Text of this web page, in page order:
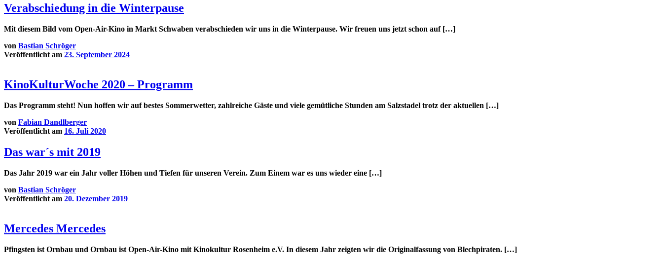
Verabschiedung in die Winterpause
Mit diesem Bild vom Open-Air-Kino in Markt Schwaben verabschieden wir uns in die Winterpause. Wir freuen uns jetzt schon auf […]
von Bastian Schröger
Veröffentlicht am 23. September 2024
KinoKulturWoche 2020 – Programm
Das Programm steht! Nun hoffen wir auf bestes Sommerwetter, zahlreiche Gäste und viele gemütliche Stunden am Salzstadel trotz der aktuellen […]
von Fabian Dandlberger
Veröffentlicht am 16. Juli 2020
Das war´s mit 2019
Das Jahr 2019 war ein Jahr voller Höhen und Tiefen für unseren Verein. Zum Einem war es uns wieder eine […]
von Bastian Schröger
Veröffentlicht am 20. Dezember 2019
Mercedes Mercedes
Pfingsten ist Ornbau und Ornbau ist Open-Air-Kino mit Kinokultur Rosenheim e.V. In diesem Jahr zeigten wir die Originalfassung von Blechpiraten. […]